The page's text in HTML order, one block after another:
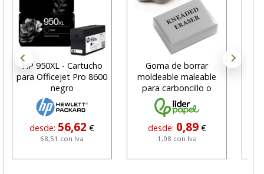
HP 950XL - Cartucho
para Officejet Pro 8600
negro
desde: 56,62 €
68,51 con Iva
Goma de borrar
moldeable maleable
para carboncillo o
grafito
desde: 0,89 €
1,08 con Iva